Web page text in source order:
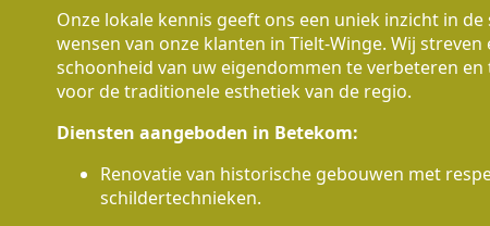
Onze lokale kennis geeft ons een uniek inzicht in
wensen van onze klanten in Tielt-Winge. Wij
schoonheid van uw eigendommen te verbeteren
voor de traditionele esthetiek van de regio.
Diensten aangeboden in Betekom:
Renovatie van historische gebouwen met
schildertechnieken.